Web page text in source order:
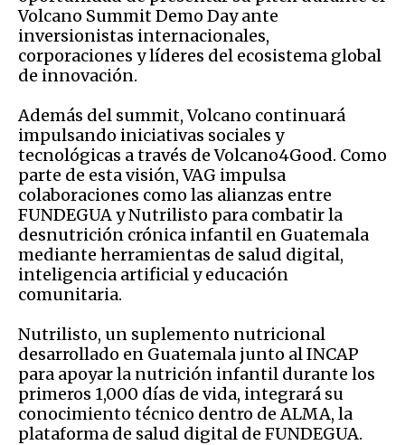
Volcano Summit Demo Day ante
inversionistas internacionales,
corporaciones y líderes del ecosistema global
de innovación.
Además del summit, Volcano continuará
impulsando iniciativas sociales y
tecnológicas a través de Volcano4Good. Como
parte de esta visión, VAG impulsa
colaboraciones como las alianzas entre
FUNDEGUA y Nutrilisto para combatir la
desnutrición crónica infantil en Guatemala
mediante herramientas de salud digital,
inteligencia artificial y educación
comunitaria.
Nutrilisto, un suplemento nutricional
desarrollado en Guatemala junto al INCAP
para apoyar la nutrición infantil durante los
primeros 1,000 días de vida, integrará su
conocimiento técnico dentro de ALMA, la
plataforma de salud digital de FUNDEGUA.